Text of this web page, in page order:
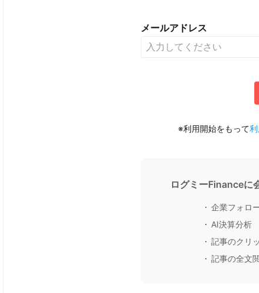
メールアドレス
※利用開始をもって
ログミーFinanceに
企業フォロ
AI決算分析
記事のクリ
記事の全文